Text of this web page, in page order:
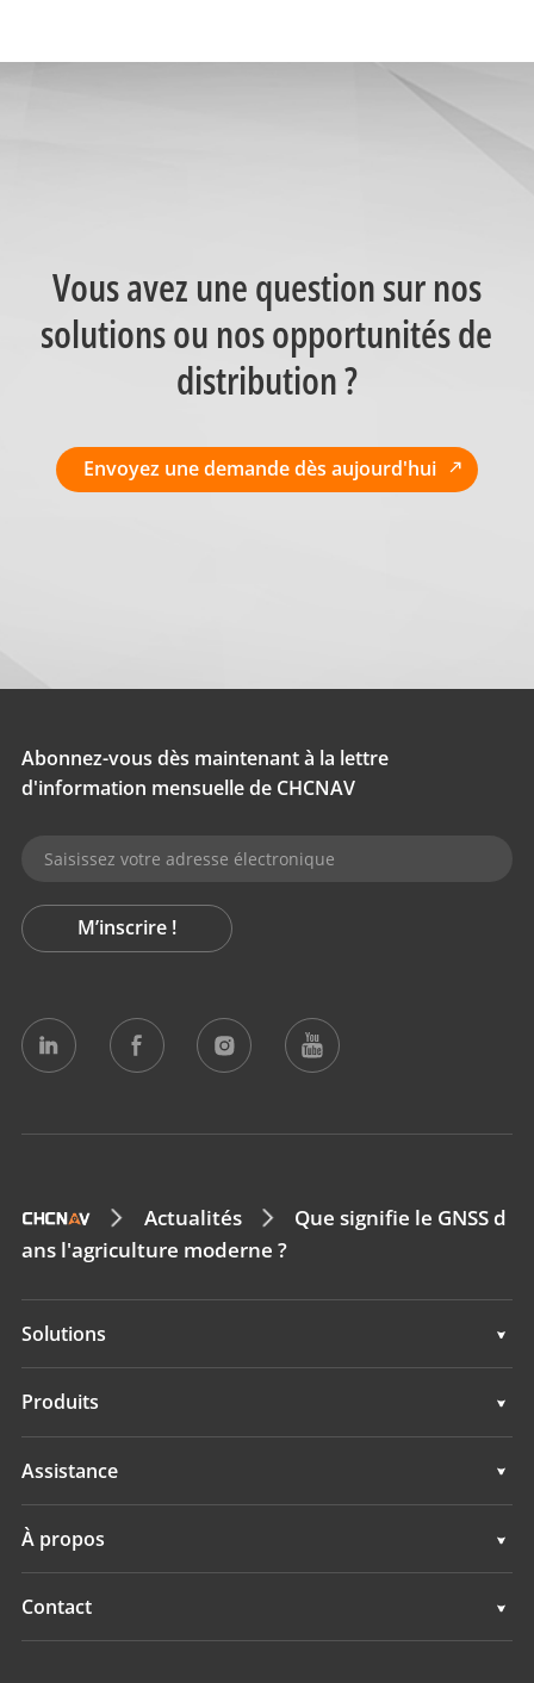
Vous avez une question sur nos
solutions ou nos opportunités de
distribution ?
Envoyez une demande dès aujourd'hui
Abonnez-vous dès maintenant à la lettre
d'information mensuelle de CHCNAV
M’inscrire !
Actualités
Que signifie le GNSS d
ans l'agriculture moderne ?
Solutions
Solutions
Produits
Systèmes d'Autoguidage
Systèmes de Nivellement
Assistance
À propos
Présentation
Contact